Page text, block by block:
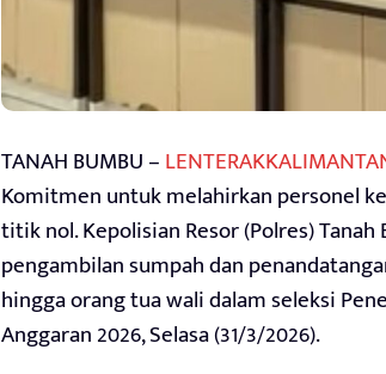
TANAH BUMBU –
Komitmen untuk melahirkan personel
titik nol. Kepolisian Resor (Polres)
pengambilan sumpah dan
hingga orang tua wali dalam seleksi
Anggaran 2026, Selasa (31/3/2026).